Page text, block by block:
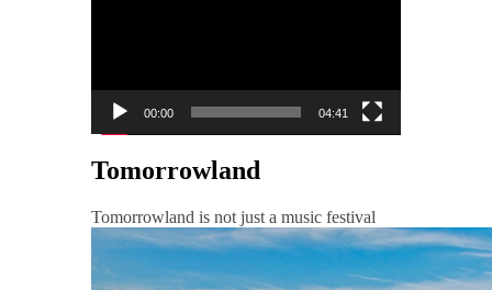
00:00 04:41
Tomorrowland
Tomorrowland is not just a music festival